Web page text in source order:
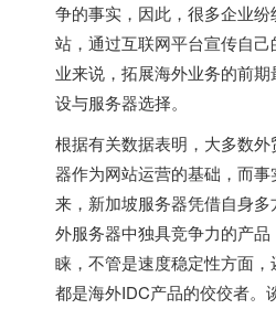
争的事实，因此，很多企业
站，通过互联网平台宣传自
业来说，拓展海外业务的前
设与服务器选择。
根据有关数据表明，大多数
器作为网站运营的基础，而
来，新加坡服务器凭借自身
外服务器中独具竞争力的产
睐，不管是速度稳定性方面
都是海外IDC产品的佼佼者。